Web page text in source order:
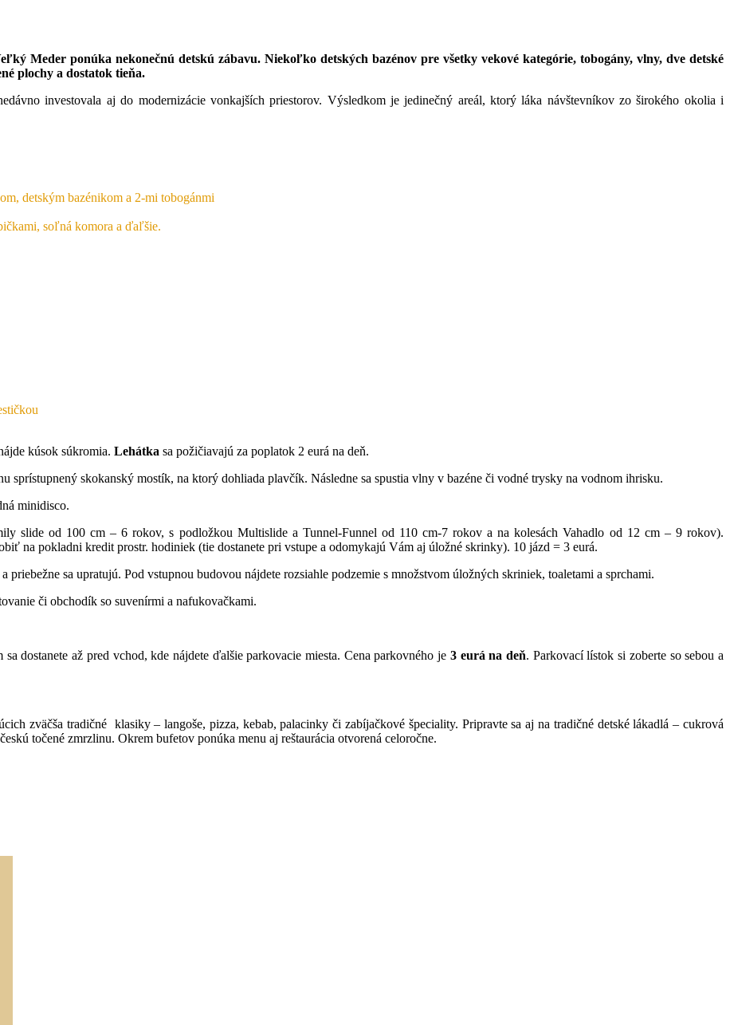
Meder ponúka nekonečnú detskú zábavu. Niekoľko detských bazénov pre všetky vekové kategórie, tobogány, vlny, dve detské
plochy a dostatok tieňa.
investovala aj do modernizácie vonkajších priestorov. Výsledkom je jedinečný areál, ktorý láka návštevníkov zo širokého okolia i
detským bazénikom a 2-mi tobogánmi
soľná komora a ďaľšie.
kúsok súkromia. Lehátka sa požičiavajú za poplatok 2 eurá na deň.
sprístupnený skokanský mostík, na ktorý dohliada plavčík. Následne sa spustia vlny v bazéne či vodné trysky na vodnom ihrisku.
minidisco.
slide od 100 cm – 6 rokov, s podložkou Multislide a Tunnel-Funnel od 110 cm-7 rokov a na kolesách Vahadlo od 12 cm – 9 rokov).
na pokladni kredit prostr. hodiniek (tie dostanete pri vstupe a odomykajú Vám aj úložné skrinky). 10 jázd = 3 eurá.
priebežne sa upratujú. Pod vstupnou budovou nájdete rozsiahle podzemie s množstvom úložných skriniek, toaletami a sprchami.
či obchodík so suvenírmi a nafukovačkami.
dostanete až pred vchod, kde nájdete ďalšie parkovacie miesta. Cena parkovného je 3 eurá na deň. Parkovací lístok si zoberte so sebou a
zväčša tradičné klasiky – langoše, pizza, kebab, palacinky či zabíjačkové špeciality. Pripravte sa aj na tradičné detské lákadlá – cukrová
točené zmrzlinu. Okrem bufetov ponúka menu aj reštaurácia otvorená celoročne.